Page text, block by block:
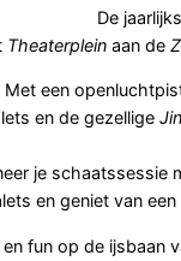
De
Theaterplein aan de
Met een
en de gezellige
je schaatssessie
en geniet van
fun op de ijsbaan